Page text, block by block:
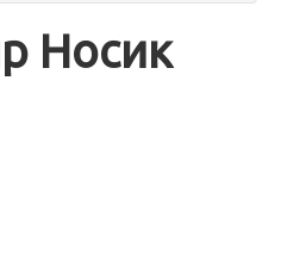
Носик